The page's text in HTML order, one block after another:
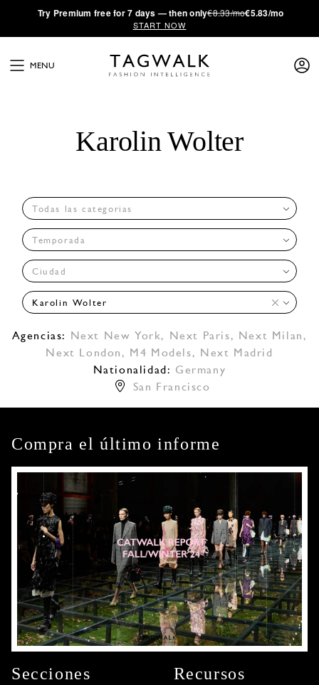
·Try Premium free for 7 days — then only€8.33/mo€5.83/mo
START NOW
MENU
Karolin Wolter
Todas las categorias
Temporada
Ciudad
Karolin Wolter
Agencias: Next New York, Next Paris, Next Milan ,
Next London , M4 Models,
Next Madrid
Nationalidad: Germany
San Francisco
Compra el último informe
Secciones
Recursos